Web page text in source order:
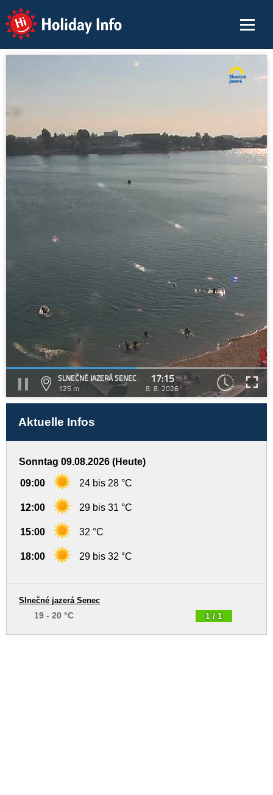
Holiday Info
SLNEČNÉ JAZERÁ SENEC
125 m
17:15
8. 8. 2026
Aktuelle Infos
Sonntag 09.08.2026 (Heute)
09:00 24 bis 28 °C
12:00 29 bis 31 °C
15:00 32 °C
18:00 29 bis 32 °C
1 / 1
Slnečné jazerá Senec
19 - 20 °C